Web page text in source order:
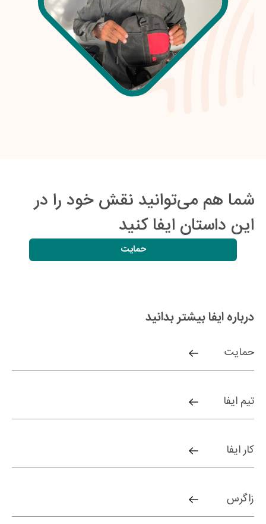
شما هم می‌توانید نقش خود را در
این داستان ایفا کنید
حمایت
درباره ایفا بیشتر بدانید
حمایت
تیم ایفا
کار ایفا
زاگرس